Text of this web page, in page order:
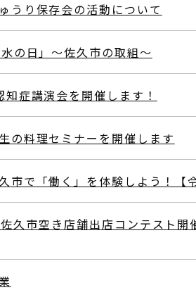
うり保存会の活動について
の日」～佐久市の取組～
症講演会を開催します！
の料理セミナーを開催します
市で「働く」を体験しよう！
久市空き店舗出店コンテスト